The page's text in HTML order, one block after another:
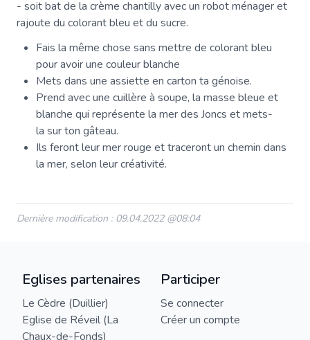
- soit bat de la crème chantilly avec un robot ménager et
rajoute du colorant bleu et du sucre.
Fais la même chose sans mettre de colorant bleu
pour avoir une couleur blanche
Mets dans une assiette en carton ta génoise.
Prend avec une cuillère à soupe, la masse bleue et
blanche qui représente la mer des Joncs et mets-
la sur ton gâteau.
Ils feront leur mer rouge et traceront un chemin dans
la mer, selon leur créativité.
Dernière modification : 09.04.2022 @08:04
Eglises partenaires
Le Cèdre (Duillier)
Eglise de Réveil (La
Chaux-de-Fonds)
Participer
Se connecter
Créer un compte